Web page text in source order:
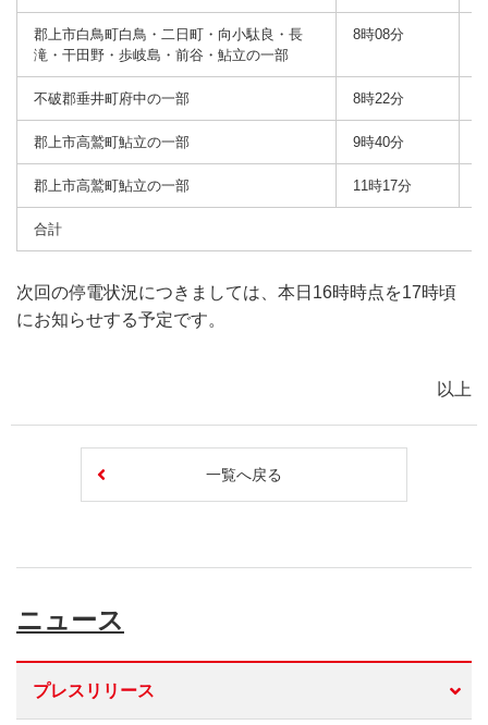
郡上市白鳥町白鳥・二日町・向小駄良・長
滝・干田野・歩岐島・前谷・鮎立の一部
8時08分
不破郡垂井町府中の一部 8時22分
郡上市高鷲町鮎立の一部 9時40分
郡上市高鷲町鮎立の一部 11時17分
合計
次回の停電状況につきましては、本日16時時点を17時頃
にお知らせする予定です。
以上
一覧へ戻る
ニュース
プレスリリース